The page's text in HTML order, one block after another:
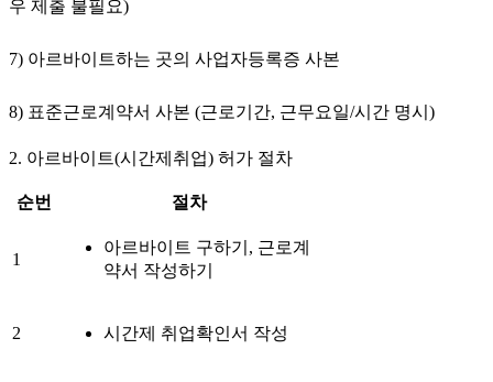
우 제출 불필요)
7) 아르바이트하는 곳의 사업자등록증 사본
8) 표준근로계약서 사본 (근로기간, 근무요일/시간 명시)
2. 아르바이트(시간제취업) 허가 절차
순번 절차
1
아르바이트 구하기, 근로계
약서 작성하기
2 시간제 취업확인서 작성